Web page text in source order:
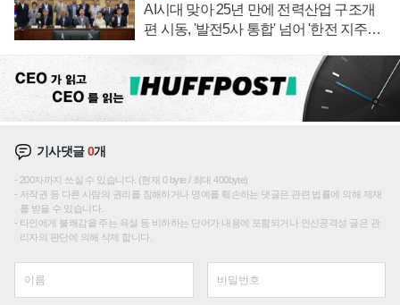
AI시대 맞아 25년 만에 전력산업 구조개
편 시동, '발전5사 통합' 넘어 '한전 지주사'
기사댓글0개
200자까지 쓰실 수 있습니다. (현재 0 byte / 최대 400byte)
저작권 등 다른 사람의 권리를 침해하거나 명예를 훼손하는 댓글은 관련 법률에 의해 제재
를 받을 수 있습니다.
타인에게 불쾌감을 주는 욕설 등 비하하는 단어가 내용에 포함되거나 인신공격성 글은 관
리자의 판단에 의해 삭제 합니다.